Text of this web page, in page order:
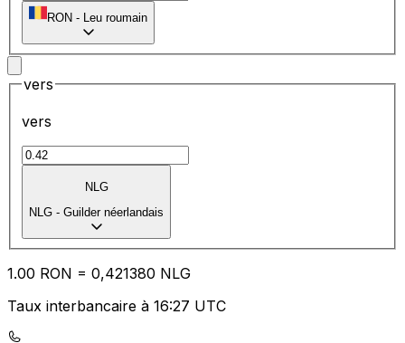
RON - Leu roumain
vers
vers
NLG
NLG - Guilder néerlandais
1.00 RON = 0,421380 NLG
Taux interbancaire à 16:27 UTC